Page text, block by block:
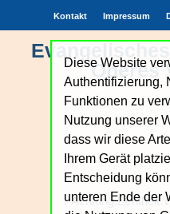
Oberes
Kontakt Impressum
Diese Website
Authentifizierung,
Funktionen zu
Nutzung unserer
dass wir diese
Ihrem Gerät
Entscheidung
unteren Ende der